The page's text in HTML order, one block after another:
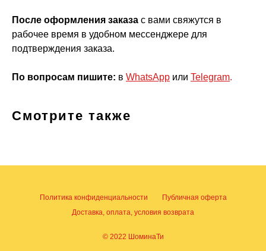
После оформления заказа с вами свяжутся в
рабочее время в удобном мессенджере для
подтверждения заказа.
По вопросам пишите: в WhatsApp или Telegram.
Смотрите также
Политика конфиденциальности
Публичная оферта
Доставка, оплата, условия возврата
© 2022 ШоминаТи